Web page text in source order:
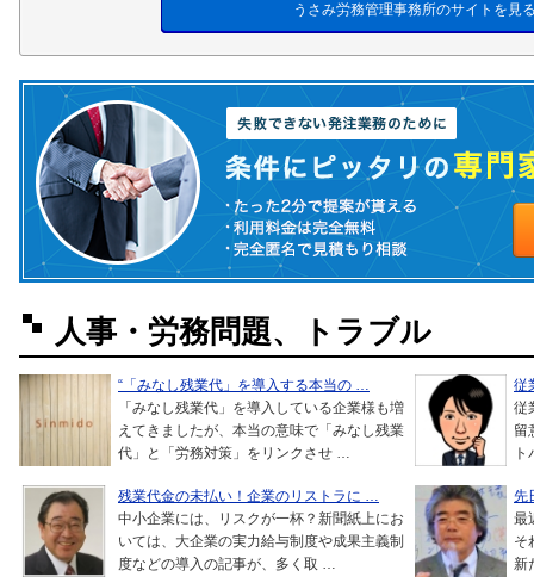
うさみ労務管理事務所のサイトを見
人事・労務問題、トラブル
“「みなし残業代」を導入する本当の …
「みなし残業代」を導入している企業様も増
えてきましたが、本当の意味で「みなし残業
代」と「労務対策」をリンクさせ …
従
従
留
残業代金の未払い！企業のリストラに …
中小企業には、リスクが一杯？新聞紙上にお
いては、大企業の実力給与制度や成果主義制
度などの導入の記事が、多く取 …
先
最
そ
新